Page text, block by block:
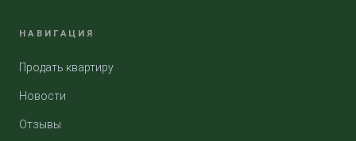
НАВИГАЦИЯ
Продать квартиру
Новости
Отзывы